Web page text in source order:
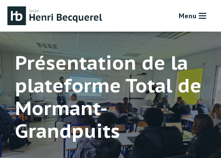
Aller
contenu
Menu
Présentation de la
plateforme Total de
Mormant-
Grandpuits